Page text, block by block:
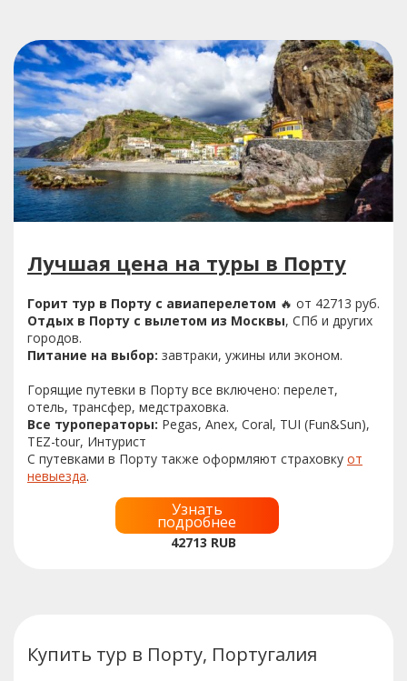
Лучшая цена на туры в Порту
Горит тур в Порту с авиаперелетом 🔥 от 42713 руб.
Отдых в Порту с вылетом из Москвы, СПб и других
городов.
Питание на выбор: завтраки, ужины или эконом.
Горящие путевки в Порту все включено: перелет,
отель, трансфер, медстраховка.
Все туроператоры: Pegas, Anex, Coral, TUI (Fun&Sun),
TEZ-tour, Интурист
С путевками в Порту также оформляют страховку от
невыезда.
Узнать
подробнее
42713 RUB
Купить тур в Порту, Португалия